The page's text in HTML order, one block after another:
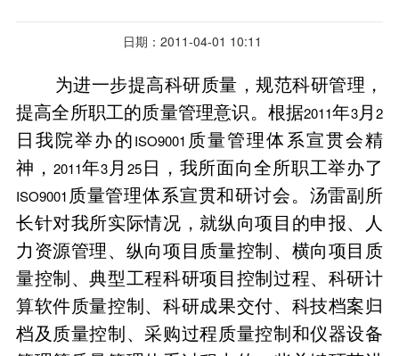
日期：2011-04-01 10:11
为进一步提高科研质量，规范科研管理，
提高全所职工的质量管理意识。根据2011年3月2
日我院举办的ISO9001 质量管理体系宣贯会精
神， 2011年3 月25日，我所面向全所职工举办了
ISO9001 质量管理体系宣贯和研讨会。汤雷副所
长针对我所实际情况，就纵向项目的申报、人
力资源管理、纵向项目质量控制、横向项目质
量控制、典型工程科研项目控制过程、科研计
算软件质量控制、科研成果交付、科技档案归
档及质量控制、采购过程质量控制和仪器设备